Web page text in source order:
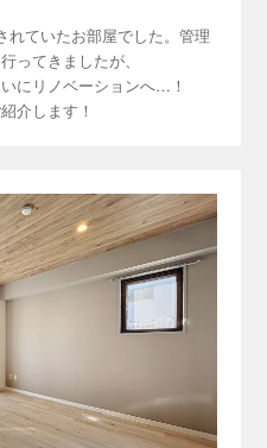
れていたお部屋でした。管理
ってきましたが、
にリノベーションへ…！
介します！